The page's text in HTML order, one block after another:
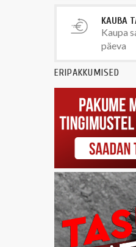
KAUBA
Kaupa
päeva
ERIPAKKUMISED